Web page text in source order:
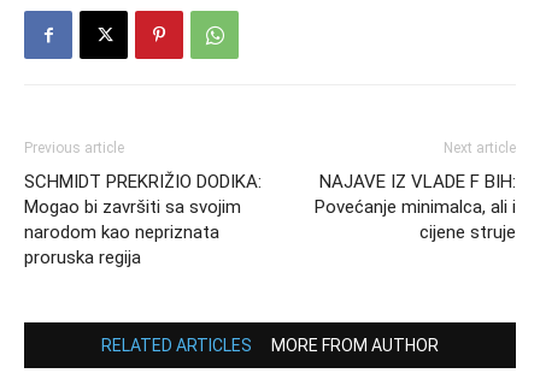
Previous article
SCHMIDT PREKRIŽIO DODIKA:
Mogao bi završiti sa svojim
narodom kao nepriznata
proruska regija
Next article
NAJAVE IZ VLADE F BIH:
Povećanje minimalca, ali i
cijene struje
RELATED ARTICLES MORE FROM AUTHOR